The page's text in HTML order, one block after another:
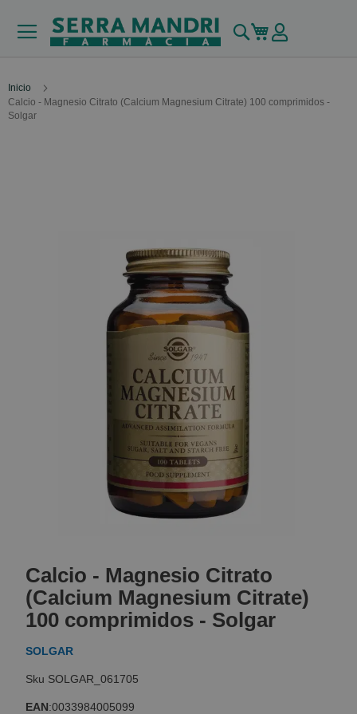
Buscar
Mi carrito
Inicio
Calcio - Magnesio Citrato (Calcium Magnesium Citrate) 100 comprimidos -
Solgar
the
beginning
of
the
gallery
Calcio - Magnesio Citrato
(Calcium Magnesium Citrate)
100 comprimidos - Solgar
SOLGAR
SOLGAR_061705
EAN:0033984005099